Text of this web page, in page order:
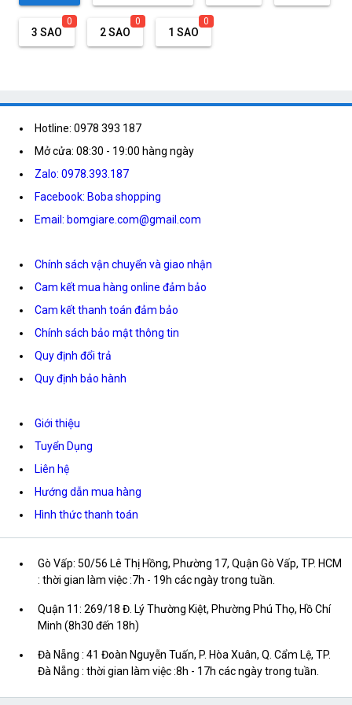
3 SAO
0
2 SAO
0
1 SAO
0
Hotline: 0978 393 187
Mở cửa: 08:30 - 19:00 hàng ngày
Zalo: 0978.393.187
Facebook: Boba shopping
Email: bomgiare.com@gmail.com
Chính sách vận chuyển và giao nhận
Cam kết mua hàng online đảm bảo
Cam kết thanh toán đảm bảo
Chính sách bảo mật thông tin
Quy định đổi trả
Quy định bảo hành
Giới thiệu
Tuyển Dụng
Liên hệ
Hướng dẫn mua hàng
Hình thức thanh toán
Gò Vấp: 50/56 Lê Thị Hồng, Phường 17, Quận Gò Vấp, TP. HCM
: thời gian làm việc :7h - 19h các ngày trong tuần.
Quận 11: 269/18 Đ. Lý Thường Kiệt, Phường Phú Thọ, Hồ Chí
Minh (8h30 đến 18h)
Đà Nẵng : 41 Đoàn Nguyễn Tuấn, P. Hòa Xuân, Q. Cẩm Lệ, TP.
Đà Nẵng : thời gian làm việc :8h - 17h các ngày trong tuần.